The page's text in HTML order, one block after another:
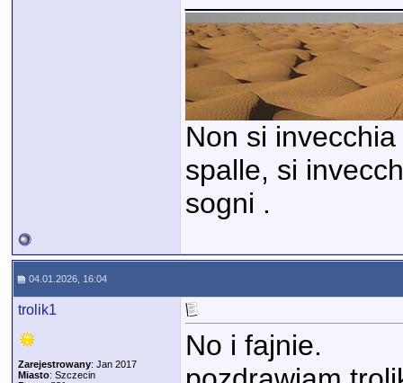
Non si
spalle, si
sogni .
04.01.2026, 16:04
trolik1
Zarejestrowany: Jan 2017
Miasto: Szczecin
No i fajnie.